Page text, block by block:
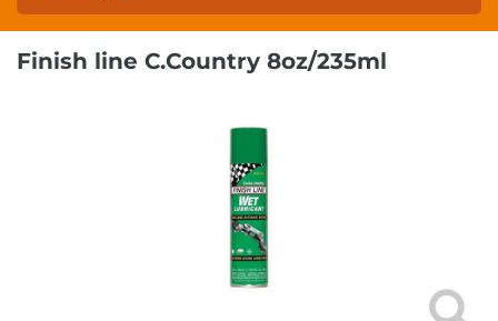
Finish line C.Country 8oz/235ml